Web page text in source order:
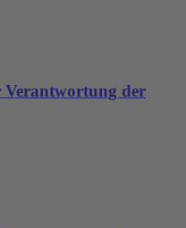
Verantwortung der